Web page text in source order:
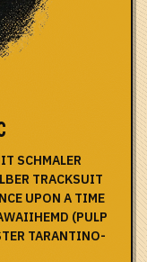
SCHMALER
TRACKSUIT
UPON A TIME
(PULP
TARANTINO-